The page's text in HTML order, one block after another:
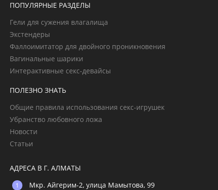
ПОПУЛЯРНЫЕ РАЗДЕЛЫ
Гели для сужения влагалища
Экстендеры
Фаллоимитатор для двойного проникновения
Вагинальные шарики
Интерактивные секс-девайсы
ПОЛЕЗНО ЗНАТЬ
Общие правила использования секс-игрушек
Убранство любовного ложа
Новости
Статьи
АДРЕСА В Г. АЛМАТЫ
Мкр. Айгерим-2, улица Мамытова, 99